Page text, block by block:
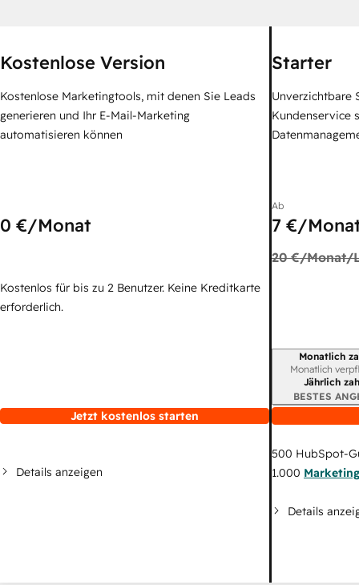
Kostenlose Version
Kostenlose Marketingtools, mit denen Sie Leads
generieren und Ihr E-Mail-Marketing
automatisieren können
0 €/Monat
Kostenlos für bis zu 2 Benutzer. Keine Kreditkarte
erforderlich.
Jetzt kostenlos starten
Details anzeigen
Starter
Unverzichtbare
Kundenservice
Ab
7 €/
20 €/Monat/
Monatlich
Monatlich
Jährlich
BESTES
500 HubSpot-
1.000
Details